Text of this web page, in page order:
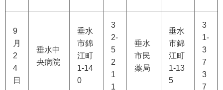
9
月
2
4
日
垂水中
央病院
垂水
市錦
江町
1-14
0
3
2-
5
2
1
1
垂水
市民
薬局
垂水
市錦
江町
1-13
5
3
1-
3
7
3
7